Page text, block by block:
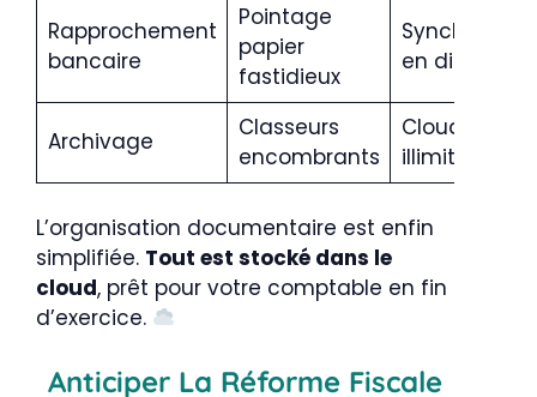
Rapprochement
bancaire
Pointage
papier
fastidieux
en direct
Archivage
Classeurs
encombrants
Cloud
illimité
L’organisation documentaire est enfin
simplifiée. Tout est stocké dans le
cloud, prêt pour votre comptable en fin
d’exercice.
Anticiper La Réforme Fiscale